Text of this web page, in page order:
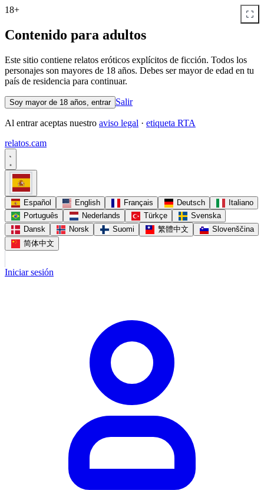
18+
Contenido para adultos
Este sitio contiene relatos eróticos explícitos de ficción. Todos los
personajes son mayores de 18 años. Debes ser mayor de edad en tu
país de residencia para continuar.
Soy mayor de 18 años, entrar Salir
Al entrar aceptas nuestro aviso legal · etiqueta RTA
relatos.cam
Español English Français Deutsch
Italiano
Português
Nederlands Türkçe
Svenska
Dansk
Norsk Suomi 繁體中文
Slovenščina
简体中文
Iniciar sesión